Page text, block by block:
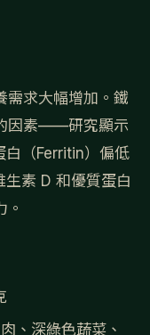
需求大幅增加。鐵
因素——研究顯示
（Ferritin）偏低
生素 D 和優質蛋白
、深綠色蔬菜、